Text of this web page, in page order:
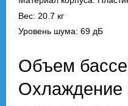
Вес: 20.7 кг
Уровень шума: 69 дБ
Объем
Охлаждение